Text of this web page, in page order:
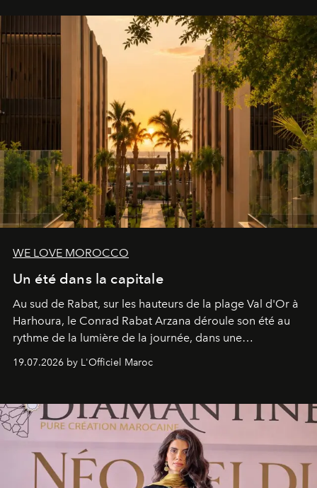
WE LOVE MOROCCO
Un été dans la capitale
Au sud de Rabat, sur les hauteurs de la plage Val d'Or à
Harhoura, le Conrad Rabat Arzana déroule son été au
rythme de la lumière de la journée, dans une
programmation pensée comme une succession de
rendez-vous avec l’océan.
19.07.2026 by L'Officiel Maroc